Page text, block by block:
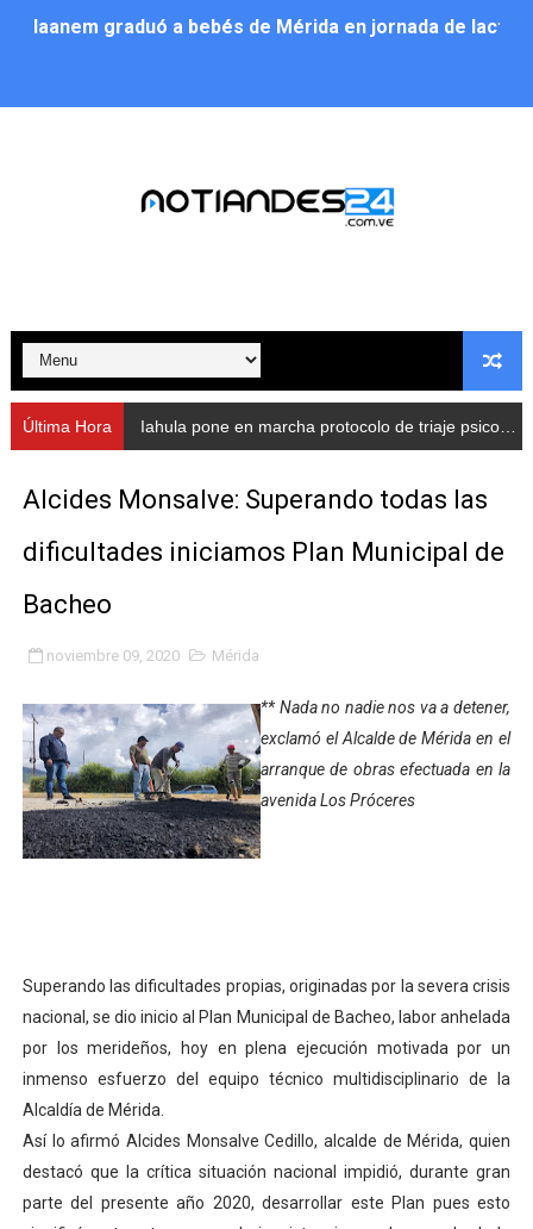
Iaanem graduó a bebés de Mérida en jornada de
Alcalde Nelson Álvarez llevó jornada recreativa a la
Nevado Gas optimiza servicio residencial en la
Balance semestral impulsa inclusión y atención a
Plan Vacacional Comunitario “Ríe 2026” recorre las
Alcaldía del Municipio Libertador realizó una jornada
Fundacite Mérida dicta taller gratuito de electrónica
INN-Mérida celebró el Lacto grado para promover el
Impulsan plan estratégico de seguridad ciudadana
Mérida impulsa desarrollo económico con taller de
Fomficc consolida alianzas e impulsa la economía
Niños de Estudiantes de Mérida sembraron 110
Entregan planta eléctrica para fortalecer la atención
Expertos inspeccionan espacios del OAN para la
Dictan MasterClass en el marco del Encuentro LAGO
Campo Elías avanza con plan de asfaltado
Encuentro estadal fortalece la coordinación de
Última Hora Iahula pone en marcha protocolo de triaje psicosocial para atender a rescatistas
Alcides Monsalve: Superando todas las
dificultades iniciamos Plan Municipal de
Bacheo
noviembre 09, 2020 Mérida
** Nada no nadie nos va a detener,
exclamó el Alcalde de Mérida en el
arranque de obras efectuada en la
avenida Los Próceres
Superando las dificultades propias, originadas por la severa crisis
nacional, se dio inicio al Plan Municipal de Bacheo, labor anhelada
por los merideños, hoy en plena ejecución motivada por un
inmenso esfuerzo del equipo técnico multidisciplinario de la
Alcaldía de Mérida.
Así lo afirmó Alcides Monsalve Cedillo, alcalde de Mérida, quien
destacó que la crítica situación nacional impidió, durante gran
parte del presente año 2020, desarrollar este Plan pues esto